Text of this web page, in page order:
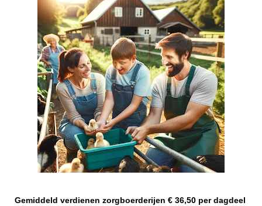
Gemiddeld verdienen zorgboerderijen € 36,50 per dagdeel